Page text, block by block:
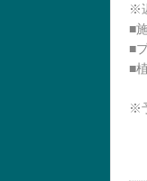
※
■
■
■
※